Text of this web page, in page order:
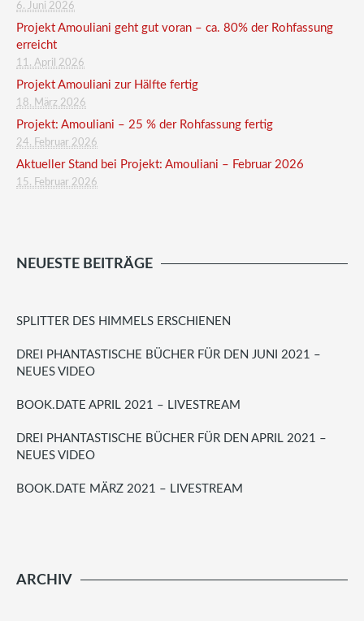
6. Juni 2026
Projekt Amouliani geht gut voran – ca. 80% der Rohfassung
erreicht
11. April 2026
Projekt Amouliani zur Hälfte fertig
18. März 2026
Projekt: Amouliani – 25 % der Rohfassung fertig
24. Februar 2026
Aktueller Stand bei Projekt: Amouliani – Februar 2026
15. Februar 2026
NEUESTE BEITRÄGE
SPLITTER DES HIMMELS ERSCHIENEN
DREI PHANTASTISCHE BÜCHER FÜR DEN JUNI 2021 –
NEUES VIDEO
BOOK.DATE APRIL 2021 – LIVESTREAM
DREI PHANTASTISCHE BÜCHER FÜR DEN APRIL 2021 –
NEUES VIDEO
BOOK.DATE MÄRZ 2021 – LIVESTREAM
ARCHIV